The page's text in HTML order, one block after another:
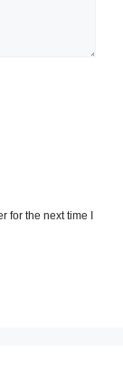
for the next time I